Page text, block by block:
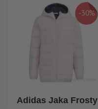
-30%
Adidas Jaka Frosty